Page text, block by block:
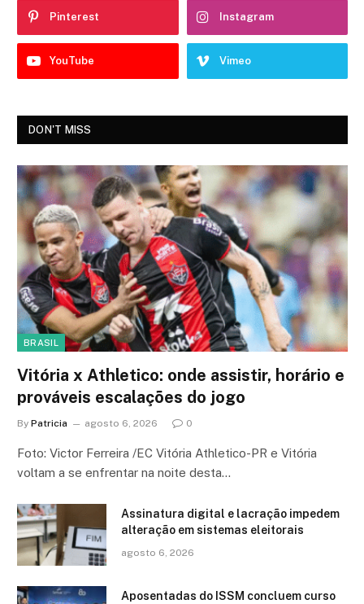
Pinterest Instagram
YouTube Vimeo
DON'T MISS
BRASIL
Vitória x Athletico: onde assistir, horário e
prováveis escalações do jogo
By Patricia agosto 6, 2026 0
Foto: Victor Ferreira /EC Vitória Athletico-PR e Vitória
voltam a se enfrentar na noite desta…
Assinatura digital e lacração impedem
alteração em sistemas eleitorais
agosto 6, 2026
Aposentadas do ISSM concluem curso